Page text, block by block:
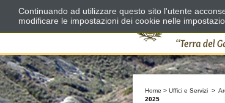
Home > Uffici e Servizi >
2025
Continuando ad utilizzare questo sito l'utente
modificare le impostazioni dei cookie nelle